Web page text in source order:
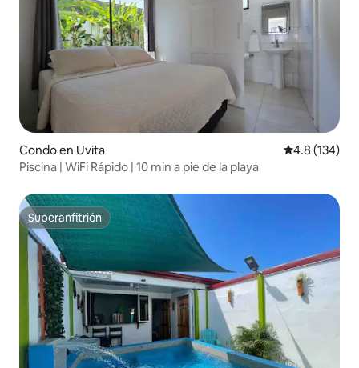
Condo en Uvita Calificación
4.8 (134)
Piscina | WiFi Rápido | 10 min a pie de la playa
Superanfitrión
Superanfitrión